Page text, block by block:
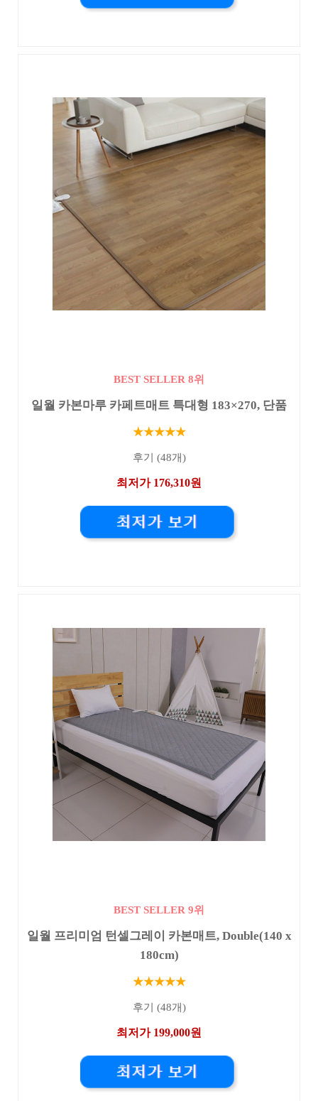
BEST SELLER 8위
일월 카본마루 카페트매트 특대형 183×270, 단품
★★★★★
후기 (48개)
최저가 176,310원
BEST SELLER 9위
일월 프리미엄 턴셀그레이 카본매트, Double(140 x
180cm)
★★★★★
후기 (48개)
최저가 199,000원